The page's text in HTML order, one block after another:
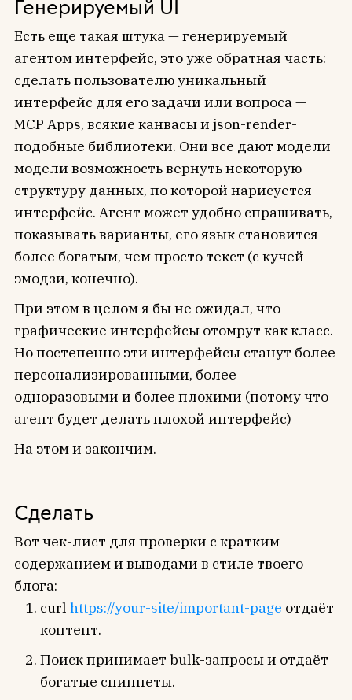
Генерируемый UI
Есть еще такая штука — генерируемый
агентом интерфейс, это уже обратная часть:
сделать пользователю уникальный
интерфейс для его задачи или вопроса —
MCP Apps, всякие канвасы и json-render-
подобные библиотеки. Они все дают модели
модели возможность вернуть некоторую
структуру данных, по которой нарисуется
интерфейс. Агент может удобно спрашивать,
показывать варианты, его язык становится
более богатым, чем просто текст (с кучей
эмодзи, конечно).
При этом в целом я бы не ожидал, что
графические интерфейсы отомрут как класс.
Но постепенно эти интерфейсы станут более
персонализированными, более
одноразовыми и более плохими (потому что
агент будет делать плохой интерфейс)
На этом и закончим.
Сделать
Вот чек-лист для проверки с кратким
содержанием и выводами в стиле твоего
блога:
curl https://your-site/important-page отдаёт
контент.
Поиск принимает bulk-запросы и отдаёт
богатые сниппеты.